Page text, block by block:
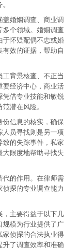
婚姻调查、商业调
个领域。婚姻调查
于怀疑配偶不忠或婚
效的证据，帮助自
背景核查、不正当
要经济中心，商业活
凭借专业技能和敏锐
潜在风险。
信息的核实，确保
员寻找则是另一项
的失踪事件，私家
限度地帮助寻找失
代的作用。在律师需
探的专业调查能力
，主要得益于以下几
规模为行业提供了广
家侦探的合法执业得
了调查效率和准确